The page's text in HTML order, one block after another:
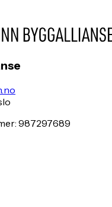
987297689